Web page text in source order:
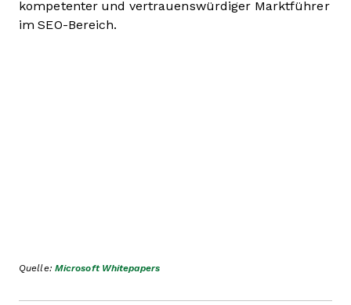
kompetenter und vertrauenswürdiger Marktführer
im SEO-Bereich.
Quelle: Microsoft Whitepapers